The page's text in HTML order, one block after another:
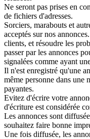
Ne seront pas prises en
de fichiers d'adresses.
Sorciers, marabouts et
acceptés sur nos
clients, et résoudre les
passer par les annonces
signalées comme ayant
Il n'est enregistré qu'une
même personne dans une
payantes.
Evitez d'écrire votre
d'écriture est considérée
Les annonces sont
souhaitez faire bonne
Une fois diffusée, les